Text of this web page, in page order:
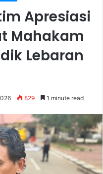
Apresiasi
Mahakam
Lebaran
829 1 minute read